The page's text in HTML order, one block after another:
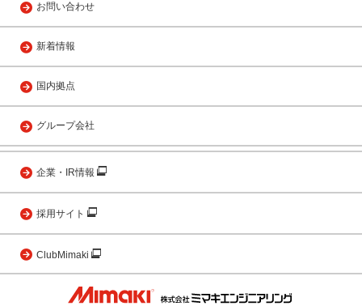
お問い合わせ
新着情報
国内拠点
グループ会社
企業・IR情報
採用サイト
ClubMimaki